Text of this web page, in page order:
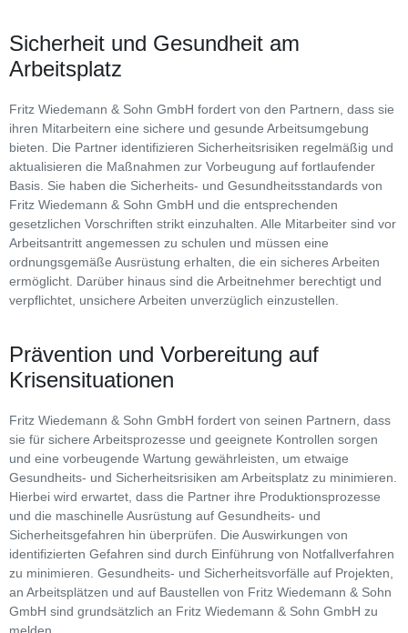
Sicherheit und Gesundheit am
Arbeitsplatz
Fritz Wiedemann & Sohn GmbH fordert von den Partnern, dass sie
ihren Mitarbeitern eine sichere und gesunde Arbeitsumgebung
bieten. Die Partner identifizieren Sicherheitsrisiken regelmäßig und
aktualisieren die Maßnahmen zur Vorbeugung auf fortlaufender
Basis. Sie haben die Sicherheits- und Gesundheitsstandards von
Fritz Wiedemann & Sohn GmbH und die entsprechenden
gesetzlichen Vorschriften strikt einzuhalten. Alle Mitarbeiter sind vor
Arbeitsantritt angemessen zu schulen und müssen eine
ordnungsgemäße Ausrüstung erhalten, die ein sicheres Arbeiten
ermöglicht. Darüber hinaus sind die Arbeitnehmer berechtigt und
verpflichtet, unsichere Arbeiten unverzüglich einzustellen.
Prävention und Vorbereitung auf
Krisensituationen
Fritz Wiedemann & Sohn GmbH fordert von seinen Partnern, dass
sie für sichere Arbeitsprozesse und geeignete Kontrollen sorgen
und eine vorbeugende Wartung gewährleisten, um etwaige
Gesundheits- und Sicherheitsrisiken am Arbeitsplatz zu minimieren.
Hierbei wird erwartet, dass die Partner ihre Produktionsprozesse
und die maschinelle Ausrüstung auf Gesundheits- und
Sicherheitsgefahren hin überprüfen. Die Auswirkungen von
identifizierten Gefahren sind durch Einführung von Notfallverfahren
zu minimieren. Gesundheits- und Sicherheitsvorfälle auf Projekten,
an Arbeitsplätzen und auf Baustellen von Fritz Wiedemann & Sohn
GmbH sind grundsätzlich an Fritz Wiedemann & Sohn GmbH zu